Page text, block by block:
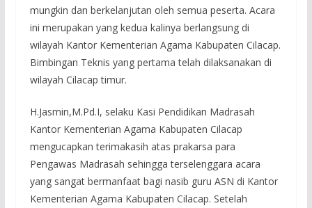
mungkin dan berkelanjutan oleh semua peserta. Acara
ini merupakan yang kedua kalinya berlangsung di
wilayah Kantor Kementerian Agama Kabupaten Cilacap.
Bimbingan Teknis yang pertama telah dilaksanakan di
wilayah Cilacap timur.
H.Jasmin,M.Pd.I, selaku Kasi Pendidikan Madrasah
Kantor Kementerian Agama Kabupaten Cilacap
mengucapkan terimakasih atas prakarsa para
Pengawas Madrasah sehingga terselenggara acara
yang sangat bermanfaat bagi nasib guru ASN di Kantor
Kementerian Agama Kabupaten Cilacap. Setelah